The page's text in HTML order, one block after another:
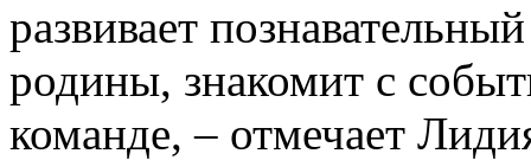
развивает
родины, знакомит с
команде, – отмечает